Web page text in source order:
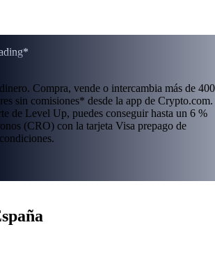
Compra, vende o intercambia más de 400
sin comisiones* desde la app de Crypto.com.
de Level Up, puedes conseguir hasta un 6 %
(CRO) con la tarjeta Visa prepago de